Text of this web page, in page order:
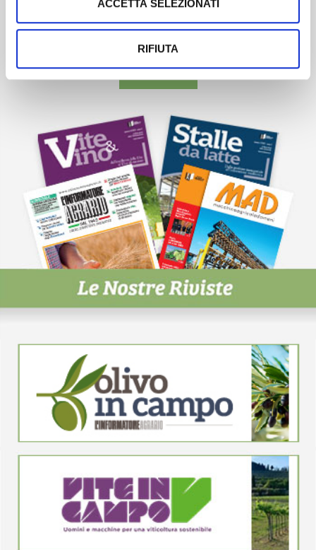
ACCETTA SELEZIONATI
RIFIUTA
Newsletter
Scopri un servizio d'informazione di alta qualità. Tagliato sulle tue
esigenze.
ISCRIVITI